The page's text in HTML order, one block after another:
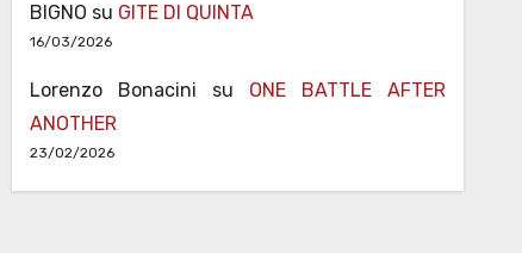
BIGNO su GITE DI QUINTA
16/03/2026
Lorenzo Bonacini su ONE BATTLE AFTER
ANOTHER
23/02/2026